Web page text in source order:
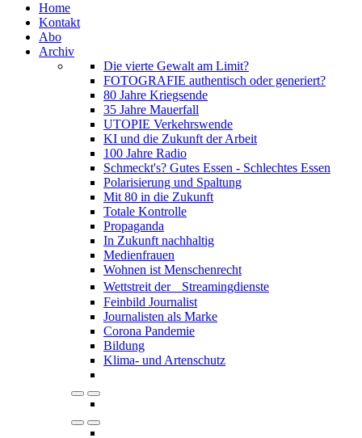
Home
Kontakt
Abo
Archiv
Die vierte Gewalt am Limit?
FOTOGRAFIE authentisch oder generiert?
80 Jahre Kriegsende
35 Jahre Mauerfall
UTOPIE Verkehrswende
KI und die Zukunft der Arbeit
100 Jahre Radio
Schmeckt's? Gutes Essen - Schlechtes Essen
Polarisierung und Spaltung
Mit 80 in die Zukunft
Totale Kontrolle
Propaganda
In Zukunft nachhaltig
Medienfrauen
Wohnen ist Menschenrecht
Wettstreit der Streamingdienste
Feinbild Journalist
Journalisten als Marke
Corona Pandemie
Bildung
Klima- und Artenschutz